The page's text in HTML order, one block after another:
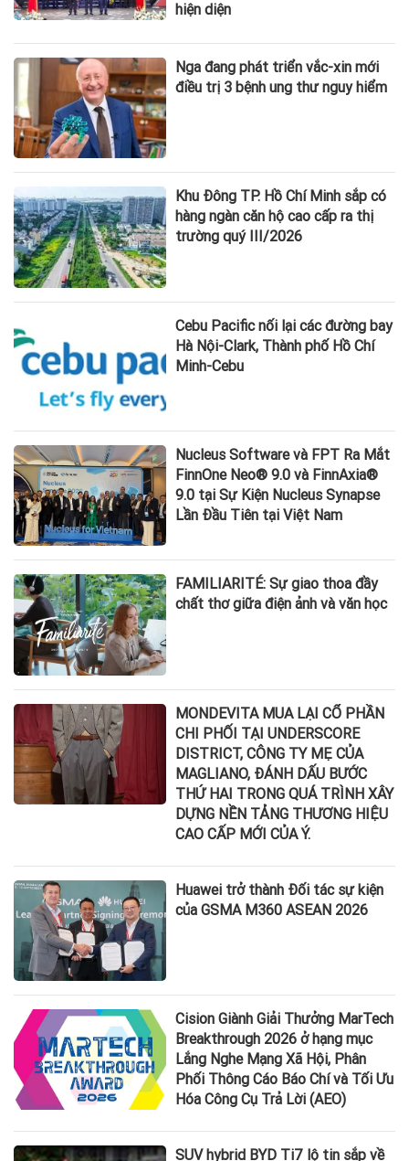
hiện diện
Nga đang phát triển vắc-xin mới
điều trị 3 bệnh ung thư nguy hiểm
Khu Đông TP. Hồ Chí Minh sắp có
hàng ngàn căn hộ cao cấp ra thị
trường quý III/2026
Cebu Pacific nối lại các đường bay
Hà Nội-Clark, Thành phố Hồ Chí
Minh-Cebu
Nucleus Software và FPT Ra Mắt
FinnOne Neo® 9.0 và FinnAxia®
9.0 tại Sự Kiện Nucleus Synapse
Lần Đầu Tiên tại Việt Nam
FAMILIARITÉ: Sự giao thoa đầy
chất thơ giữa điện ảnh và văn học
MONDEVITA MUA LẠI CỔ PHẦN
CHI PHỐI TẠI UNDERSCORE
DISTRICT, CÔNG TY MẸ CỦA
MAGLIANO, ĐÁNH DẤU BƯỚC
THỨ HAI TRONG QUÁ TRÌNH XÂY
DỰNG NỀN TẢNG THƯƠNG HIỆU
CAO CẤP MỚI CỦA Ý.
Huawei trở thành Đối tác sự kiện
của GSMA M360 ASEAN 2026
Cision Giành Giải Thưởng MarTech
Breakthrough 2026 ở hạng mục
Lắng Nghe Mạng Xã Hội, Phân
Phối Thông Cáo Báo Chí và Tối Ưu
Hóa Công Cụ Trả Lời (AEO)
SUV hybrid BYD Ti7 lộ tin sắp về